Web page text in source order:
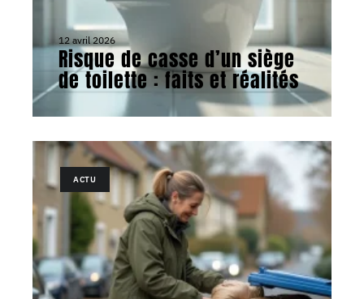
12 avril 2026
Risque de casse d’un siège
de toilette : faits et réalités
ACTU